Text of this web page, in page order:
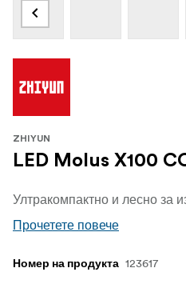
ZHIYUN
LED Molus X100
Прочетете повече
Номер на продукта 123617